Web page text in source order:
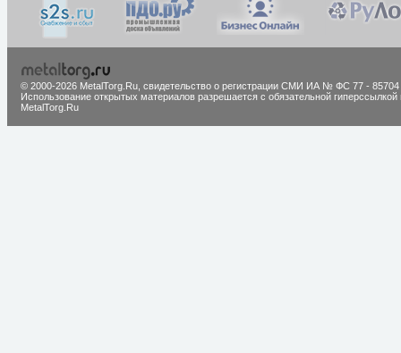
© 2000-2026 MetalTorg.Ru, cвидетельство о регистрации СМИ ИА № ФС 77 - 85704
Использование открытых материалов разрешается с обязательной гиперссылкой
MetalTorg.Ru